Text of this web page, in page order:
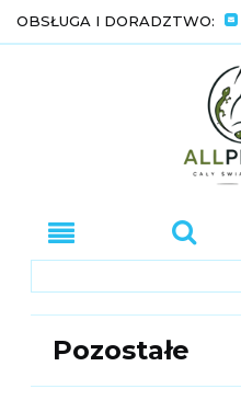
OBSŁUGA I DORADZTWO:
Pozostałe